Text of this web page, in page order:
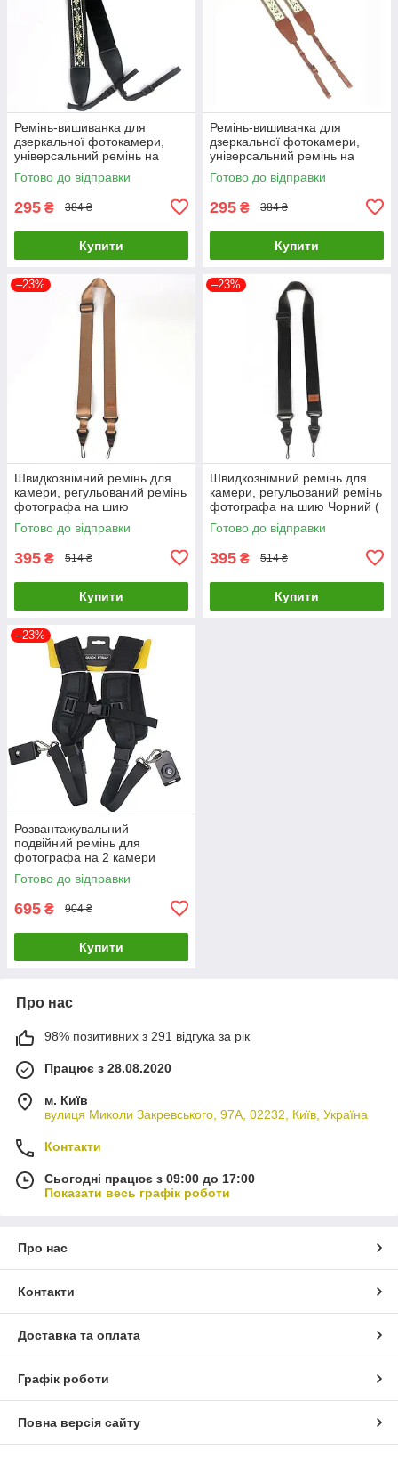
Ремінь-вишиванка для
дзеркальної фотокамери,
універсальний ремінь на
шию Чорний ( код: IBX009B )
Готово до відправки
295 ₴ 384 ₴
Купити
Ремінь-вишиванка для
дзеркальної фотокамери,
універсальний ремінь на
шию Коричневий ( код:
IBX009K )
Готово до відправки
295 ₴ 384 ₴
Купити
–23%
Швидкознімний ремінь для
камери, регульований ремінь
фотографа на шию
Коричневий ( код: IBX010K )
Готово до відправки
395 ₴ 514 ₴
Купити
–23%
Швидкознімний ремінь для
камери, регульований ремінь
фотографа на шию Чорний (
код: IBX010B )
Готово до відправки
395 ₴ 514 ₴
Купити
–23%
Розвантажувальний
подвійний ремінь для
фотографа на 2 камери
портупея-розвантаження
Чорний ( код: QSK-2B )
Готово до відправки
695 ₴ 904 ₴
Купити
Про нас
98% позитивних з 291 відгука за рік
Працює з 28.08.2020
м. Київ
вулиця Миколи Закревського, 97А, 02232, Київ, Україна
Контакти
Сьогодні працює з 09:00 до 17:00
Показати весь графік роботи
Про нас
Контакти
Доставка та оплата
Графік роботи
Повна версія сайту